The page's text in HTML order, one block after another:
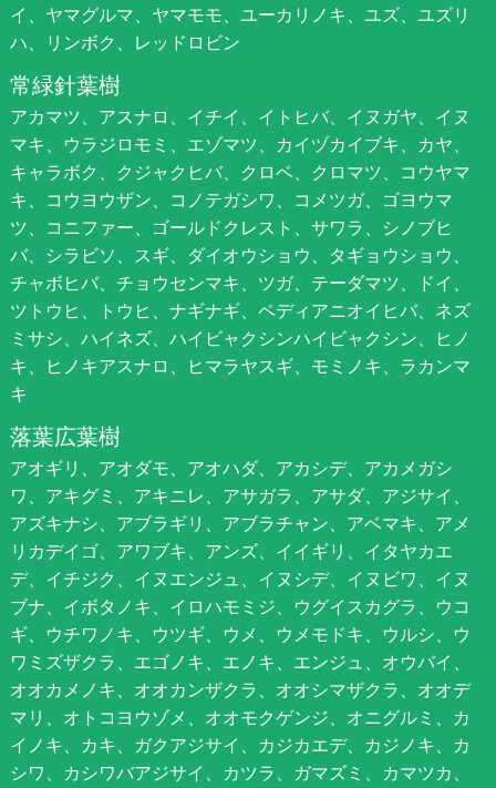
イ、ヤマグルマ、ヤマモモ、ユーカリノキ、ユズ、ユズリ
ハ、リンボク、レッドロビン
常緑針葉樹
アカマツ、アスナロ、イチイ、イトヒバ、イヌガヤ、イヌ
マキ、ウラジロモミ、エゾマツ、カイヅカイブキ、カヤ、
キャラボク、クジャクヒバ、クロベ、クロマツ、コウヤマ
キ、コウヨウザン、コノテガシワ、コメツガ、ゴヨウマ
ツ、コニファー、ゴールドクレスト、サワラ、シノブヒ
バ、シラビソ、スギ、ダイオウショウ、タギョウショウ、
チャボヒバ、チョウセンマキ、ツガ、テーダマツ、ドイ、
ツトウヒ、トウヒ、ナギナギ、ペディアニオイヒバ、ネズ
ミサシ、ハイネズ、ハイビャクシンハイビャクシン、ヒノ
キ、ヒノキアスナロ、ヒマラヤスギ、モミノキ、ラカンマ
キ
落葉広葉樹
アオギリ、アオダモ、アオハダ、アカシデ、アカメガシ
ワ、アキグミ、アキニレ、アサガラ、アサダ、アジサイ、
アズキナシ、アブラギリ、アブラチャン、アベマキ、アメ
リカデイゴ、アワブキ、アンズ、イイギリ、イタヤカエ
デ、イチジク、イヌエンジュ、イヌシデ、イヌビワ、イヌ
ブナ、イボタノキ、イロハモミジ、ウグイスカグラ、ウコ
ギ、ウチワノキ、ウツギ、ウメ、ウメモドキ、ウルシ、ウ
ワミズザクラ、エゴノキ、エノキ、エンジュ、オウバイ、
オオカメノキ、オオカンザクラ、オオシマザクラ、オオデ
マリ、オトコヨウゾメ、オオモクゲンジ、オニグルミ、カ
イノキ、カキ、ガクアジサイ、カジカエデ、カジノキ、カ
シワ、カシワバアジサイ、カツラ、ガマズミ、カマツカ、